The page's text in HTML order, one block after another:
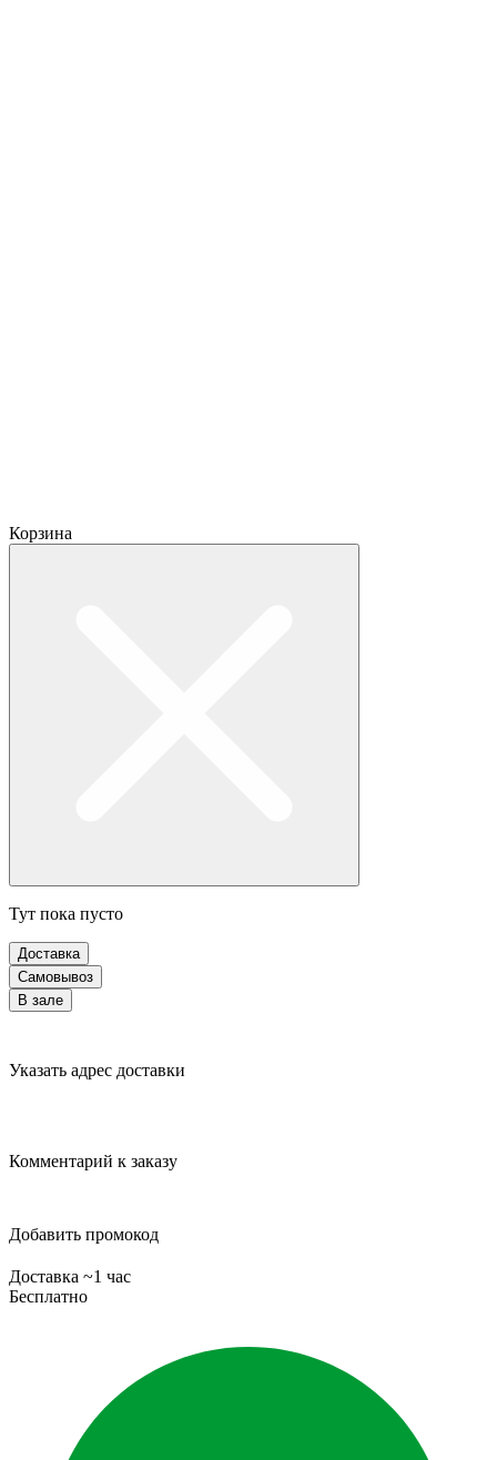
Корзина
Тут пока пусто
Доставка
Самовывоз
В зале
Указать адрес доставки
Комментарий к заказу
Добавить промокод
Доставка ~1 час
Бесплатно